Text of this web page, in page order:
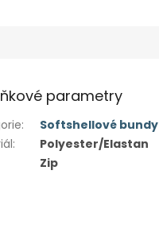
parametry
:
Softshellové bundy
:
Polyester/Elastan
Zip